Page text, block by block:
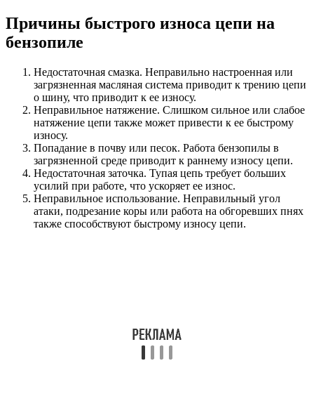
Причины быстрого износа цепи на
бензопиле
Недостаточная смазка. Неправильно настроенная или
загрязненная масляная система приводит к трению цепи
о шину, что приводит к ее износу.
Неправильное натяжение. Слишком сильное или слабое
натяжение цепи также может привести к ее быстрому
износу.
Попадание в почву или песок. Работа бензопилы в
загрязненной среде приводит к раннему износу цепи.
Недостаточная заточка. Тупая цепь требует больших
усилий при работе, что ускоряет ее износ.
Неправильное использование. Неправильный угол
атаки, подрезание коры или работа на обгоревших пнях
также способствуют быстрому износу цепи.